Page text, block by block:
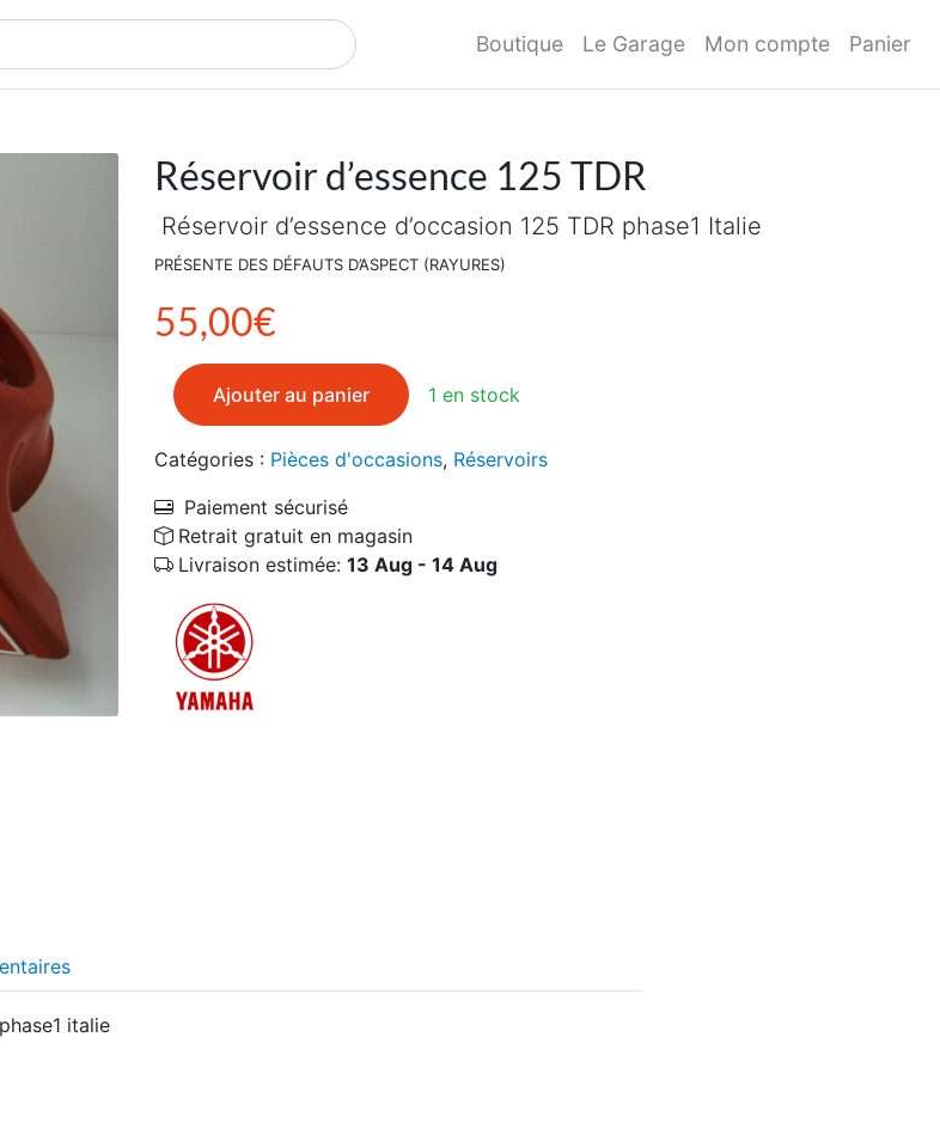
Boutique Le Garage Mon compte Panier
Réservoir d’essence 125 TDR
55,00€
Réservoir d’essence d’occasion 125 TDR phase1 Italie
PRÉSENTE DES DÉFAUTS D’ASPECT (RAYURES)
1 en stock
quantité de Réservoir d'essence 125 TDR
Ajouter au panier
Catégories : Pièces d'occasions, Réservoirs
Paiement sécurisé
Retrait gratuit en magasin
Livraison estimée: 13 Aug - 14 Aug
italie